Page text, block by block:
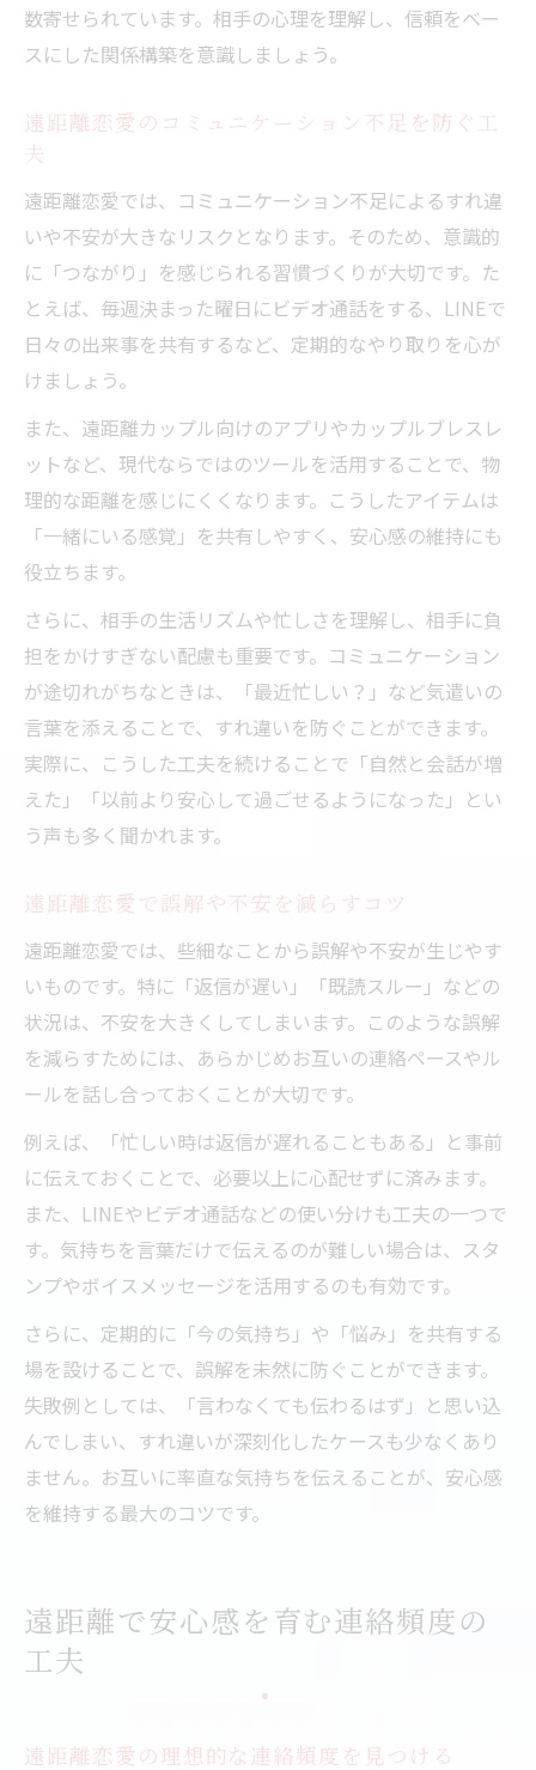
数寄せられています。相手の心理を理解し、信頼をベー
スにした関係構築を意識しましょう。
遠距離恋愛のコミュニケーション不足を防ぐ工
夫
遠距離恋愛では、コミュニケーション不足によるすれ違
いや不安が大きなリスクとなります。そのため、意識的
に「つながり」を感じられる習慣づくりが大切です。た
とえば、毎週決まった曜日にビデオ通話をする、LINEで
日々の出来事を共有するなど、定期的なやり取りを心が
けましょう。
また、遠距離カップル向けのアプリやカップルブレスレ
ットなど、現代ならではのツールを活用することで、物
理的な距離を感じにくくなります。こうしたアイテムは
「一緒にいる感覚」を共有しやすく、安心感の維持にも
役立ちます。
さらに、相手の生活リズムや忙しさを理解し、相手に負
担をかけすぎない配慮も重要です。コミュニケーション
が途切れがちなときは、「最近忙しい？」など気遣いの
言葉を添えることで、すれ違いを防ぐことができます。
実際に、こうした工夫を続けることで「自然と会話が増
えた」「以前より安心して過ごせるようになった」とい
う声も多く聞かれます。
遠距離恋愛で誤解や不安を減らすコツ
遠距離恋愛では、些細なことから誤解や不安が生じやす
いものです。特に「返信が遅い」「既読スルー」などの
状況は、不安を大きくしてしまいます。このような誤解
を減らすためには、あらかじめお互いの連絡ペースやル
ールを話し合っておくことが大切です。
例えば、「忙しい時は返信が遅れることもある」と事前
に伝えておくことで、必要以上に心配せずに済みます。
また、LINEやビデオ通話などの使い分けも工夫の一つで
す。気持ちを言葉だけで伝えるのが難しい場合は、スタ
ンプやボイスメッセージを活用するのも有効です。
さらに、定期的に「今の気持ち」や「悩み」を共有する
場を設けることで、誤解を未然に防ぐことができます。
失敗例としては、「言わなくても伝わるはず」と思い込
んでしまい、すれ違いが深刻化したケースも少なくあり
ません。お互いに率直な気持ちを伝えることが、安心感
を維持する最大のコツです。
遠距離で安心感を育む連絡頻度の
工夫
遠距離恋愛の理想的な連絡頻度を見つける